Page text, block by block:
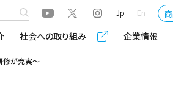
Jp En
社会への取り組み 企業情報
修が充実～